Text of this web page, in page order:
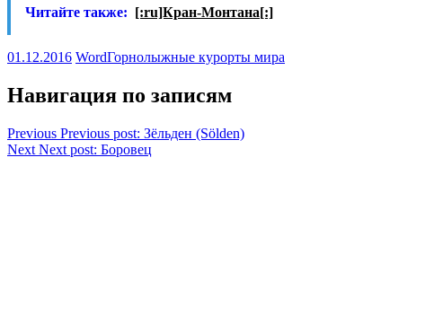
Читайте также: [:ru]Кран-Монтана[:]
01.12.2016 WordГорнолыжные курорты мира
Навигация по записям
Previous Previous post: Зёльден (Sölden)
Next Next post: Боровец